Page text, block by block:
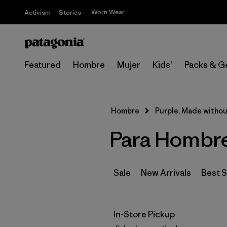
Activism Stories Worn Wear
Featured Hombre Mujer Kids' Packs &
Hombre Purple, Made
Para
Sale New Arrivals Best
In-Store Pickup